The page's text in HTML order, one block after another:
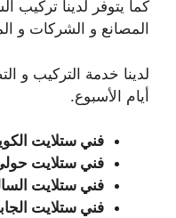
كما يتوفر لدينا تركيب
المصانع و الشركات و
لدينا خدمة التركيب و
أيام الأسبوع.
فني ستلايت
فني ستلايت
فني ستلايت
فني ستلايت